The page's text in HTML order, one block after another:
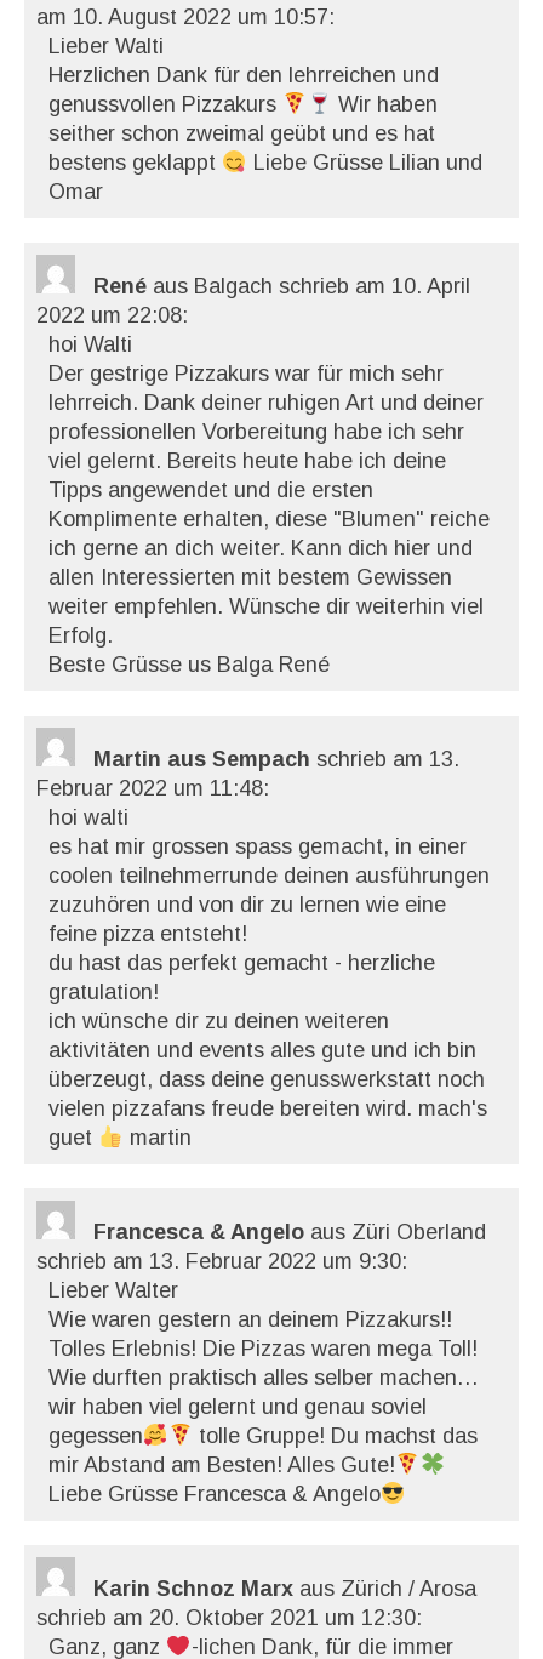
am 10. August 2022 um 10:57:
Lieber Walti
Herzlichen Dank für den lehrreichen und
genussvollen Pizzakurs
Wir haben
seither schon zweimal geübt und es hat
bestens geklappt
Liebe Grüsse Lilian und
Omar
René aus Balgach schrieb am 10. April
2022 um 22:08:
hoi Walti
Der gestrige Pizzakurs war für mich sehr
lehrreich. Dank deiner ruhigen Art und deiner
professionellen Vorbereitung habe ich sehr
viel gelernt. Bereits heute habe ich deine
Tipps angewendet und die ersten
Komplimente erhalten, diese "Blumen" reiche
ich gerne an dich weiter. Kann dich hier und
allen Interessierten mit bestem Gewissen
weiter empfehlen. Wünsche dir weiterhin viel
Erfolg.
Beste Grüsse us Balga René
Martin aus Sempach schrieb am 13.
Februar 2022 um 11:48:
hoi walti
es hat mir grossen spass gemacht, in einer
coolen teilnehmerrunde deinen ausführungen
zuzuhören und von dir zu lernen wie eine
feine pizza entsteht!
du hast das perfekt gemacht - herzliche
gratulation!
ich wünsche dir zu deinen weiteren
aktivitäten und events alles gute und ich bin
überzeugt, dass deine genusswerkstatt noch
vielen pizzafans freude bereiten wird. mach's
guet
martin
Francesca & Angelo aus Züri Oberland
schrieb am 13. Februar 2022 um 9:30:
Lieber Walter
Wie waren gestern an deinem Pizzakurs!!
Tolles Erlebnis! Die Pizzas waren mega Toll!
Wie durften praktisch alles selber machen…
wir haben viel gelernt und genau soviel
gegessen
tolle Gruppe! Du machst das
mir Abstand am Besten! Alles Gute!
Liebe Grüsse Francesca & Angelo
Karin Schnoz Marx aus Zürich / Arosa
schrieb am 20. Oktober 2021 um 12:30:
Ganz, ganz
-lichen Dank, für die immer